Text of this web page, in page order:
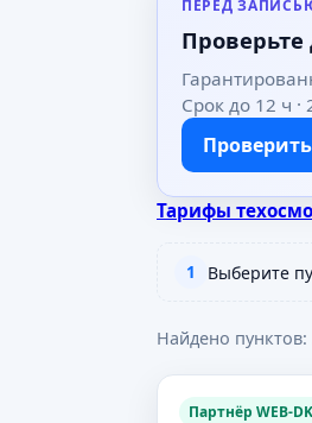
ПЕРЕД
Срок до 12 ч
Тарифы
1 Выберите
Найдено пунктов:
Партнёр WEB-DK